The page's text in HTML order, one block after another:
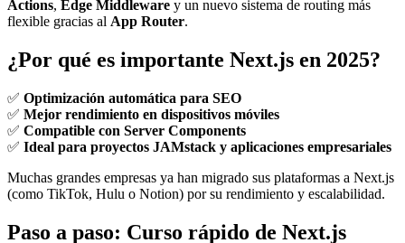
Actions, Edge Middleware y un nuevo sistema de routing más
flexible gracias al App Router.
¿Por qué es importante Next.js en 2025?
✅ Optimización automática para SEO
✅ Mejor rendimiento en dispositivos móviles
✅ Compatible con Server Components
✅ Ideal para proyectos JAMstack y aplicaciones empresariales
Muchas grandes empresas ya han migrado sus plataformas a Next.js
(como TikTok, Hulu o Notion) por su rendimiento y escalabilidad.
Paso a paso: Curso rápido de Next.js